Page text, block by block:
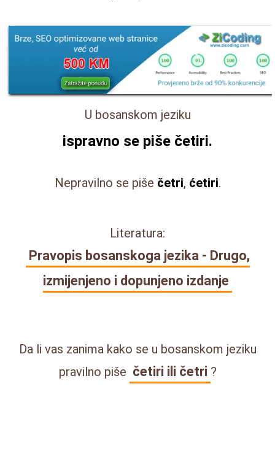
U bosanskom jeziku
ispravno se piše četiri.
Nepravilno se piše četri, ćetiri.
Literatura:
Pravopis bosanskoga jezika - Drugo,
izmijenjeno i dopunjeno izdanje
Da li vas zanima kako se u bosanskom jeziku
pravilno piše četiri ili četri ?